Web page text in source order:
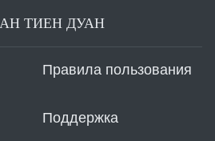
ЧАН ТИЕН ДУАН
Правила пользования
Поддержка